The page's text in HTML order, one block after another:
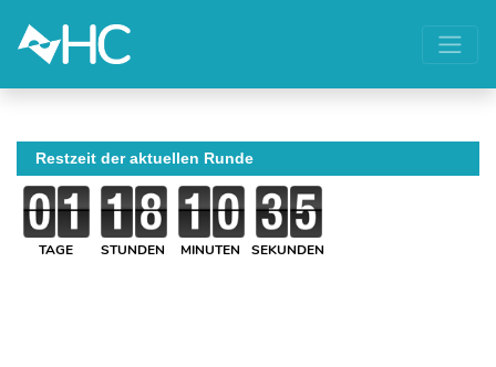
Restzeit der aktuellen Runde
TAGE STUNDEN MINUTEN SEKUNDEN